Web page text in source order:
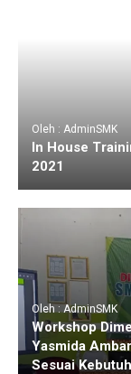
Oleh : AdminSMK
In House
2021
Oleh : AdminSMK
Workshop
Yasmida
Sesuai